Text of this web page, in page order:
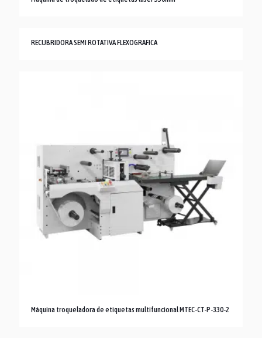
RECUBRIDORA SEMI ROTATIVA FLEXOGRAFICA
Máquina troqueladora de etiquetas multifuncional MTEC-CT-P-330-2